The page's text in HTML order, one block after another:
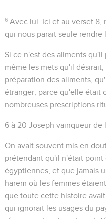
6 Avec lui . Ici et au verset
qui nous parait seule rendre
Si ce n'est des aliments qu'il
même les mets qu'il
préparation des aliments,
étranger, parce qu'elle était
nombreuses prescriptions
6 à 20 Joseph vainqueur de
On avait souvent mis en
prétendant qu'il n'était
égyptiennes, et que jamais
harem où les femmes
que toute cette histoire
qui ignorait les usages du